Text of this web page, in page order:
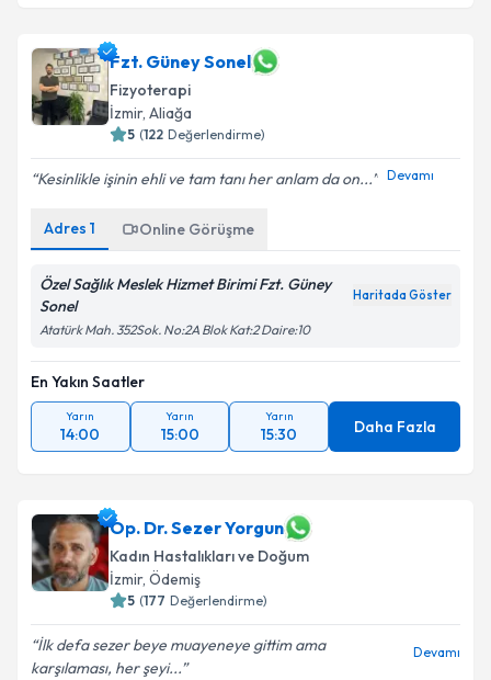
Fzt. Güney Sonel
Fizyoterapi
İzmir, Aliağa
5 (122 Değerlendirme)
Kesinlikle işinin ehli ve tam tanı her anlam da on... Devamı
Adres 1 Online Görüşme
Özel Sağlık Meslek Hizmet Birimi Fzt. Güney
Sonel
Haritada Göster
Atatürk Mah. 352Sok. No:2A Blok Kat:2 Daire:10
En Yakın Saatler
Yarın
14:00
Yarın
15:00
Yarın
15:30 Daha Fazla
Op. Dr. Sezer Yorgun
Kadın Hastalıkları ve Doğum
İzmir, Ödemiş
5 (177 Değerlendirme)
İlk defa sezer beye muayeneye gittim ama
karşılaması, her şeyi...
Devamı